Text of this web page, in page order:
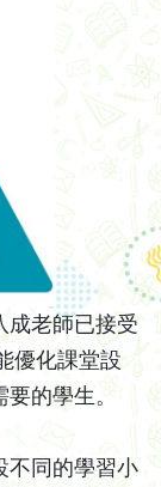
成老師已接受
優化課堂設
要的學生。
不同的學習小